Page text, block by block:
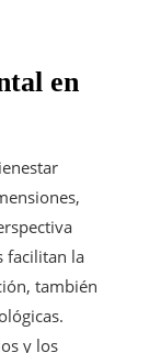
en
facilitan la
también
y los